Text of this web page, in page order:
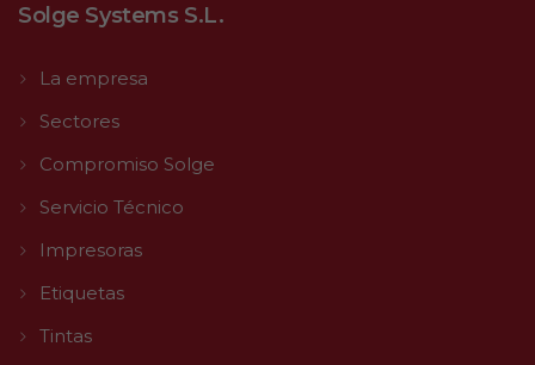
Solge Systems S.L.
La empresa
Sectores
Compromiso Solge
Servicio Técnico
Impresoras
Etiquetas
Tintas